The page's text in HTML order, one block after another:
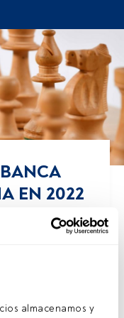
almacenamos y
EN 2022
privada